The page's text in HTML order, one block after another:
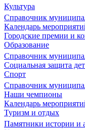
Культура
Справочник
Календарь
Городские премии и
Образование
Справочник
Социальная защита
Спорт
Справочник
Наши чемпионы
Календарь
Туризм и отдых
Памятники истории и